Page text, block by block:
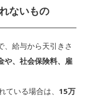
ないもの
、給与から天引きさ
や、社会保険料、雇
いる場合は、 15万